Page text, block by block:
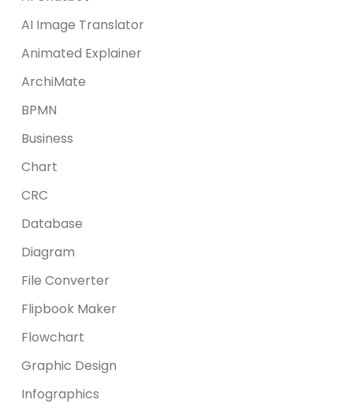
AI Image Translator
Animated Explainer
ArchiMate
BPMN
Business
Chart
CRC
Database
Diagram
File Converter
Flipbook Maker
Flowchart
Graphic Design
Infographics